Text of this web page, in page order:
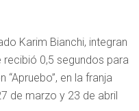
Karim Bianchi, integran
recibió 0,5 segundos para
en la franja
de marzo y 23 de abril